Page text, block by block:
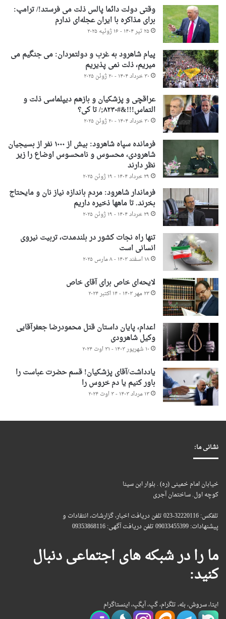
وقتی دولت دائما پالس ذلت می فرستد!/ ترامپ:
برای مذاکره با ایران عجله‌ای ندارم
۲۵ تیر ۱۴۰۴ - ۱۶ ژوئیه ۲۰۲۵
پیام شاهرود به غرب و دولتمردان: می جنگیم می
میریم، ذلت نمی پذیریم
۳۰ خرداد ۱۴۰۴ - ۲۰ ژوئن ۲۰۲۵
عراقچی و پزشکیان و بازهم دیپلماسی ذلت و
التماس!!!&#۸۲۳۰;/ تا کی؟
۳۰ خرداد ۱۴۰۴ - ۲۰ ژوئن ۲۰۲۵
فرمانده سپاه شاهرود: بیش از ۱۰۰۰ نفر از بسیجیان
شاهرودی، محسوس و نامحسوس اوضاع را زیر
نظر دارند
۲۹ خرداد ۱۴۰۴ - ۱۹ ژوئن ۲۰۲۵
فرماندار شاهرود: مردم باندازه نیاز نان و مایحتاج
بخرند. تا ماهها ذخیره داریم
۲۹ خرداد ۱۴۰۴ - ۱۹ ژوئن ۲۰۲۵
تنها راه نجات کشور در بلندمدت، تربیت نیروی
انسانی است
۱۸ اسفند ۱۴۰۳ - ۸ مارس ۲۰۲۵
لایحه‌ای خاص برای آقای خاص
۲۳ مهر ۱۴۰۳ - ۱۴ اکتبر ۲۰۲۴
اعدام، پایان داستان قتل محمودرضا جعفرآقایی
وکیل شاهرودی
۱۰ شهریور ۱۴۰۳ - ۳۱ اوت ۲۰۲۴
یادداشت/آقای پزشکیان! قسم حضرت عباست را
باور کنیم یا دم خروس را
۱۳ مرداد ۱۴۰۳ - ۳ اوت ۲۰۲۴
نشانی ما:
خیابان امام خمینی (ره) . بلوار ابن سینا
کوچه اول. ساختمان آجری
تلفکس: 32220116-023 تلفن دریافت اخبار، گزارشات، انتقادات و
پیشنهادات: 09033455399 تلفن دریافت آگهی: 09353868116
ما را در شبکه های اجتماعی دنبال
کنید:
ایتا، سروش، بله، تلگرام، گپ، آیگپ، اینستاگرام